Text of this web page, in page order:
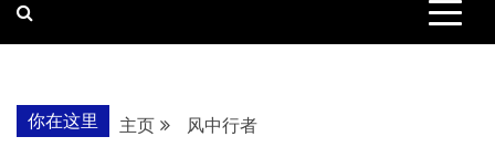
你在这里 主页 风中行者